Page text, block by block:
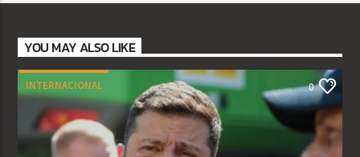
YOU MAY ALSO LIKE
INTERNACIONAL 0